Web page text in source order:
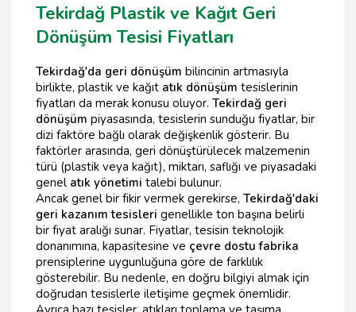
Tekirdağ Plastik ve Kağıt Geri
Dönüşüm Tesisi Fiyatları
Tekirdağ'da geri dönüşüm bilincinin artmasıyla
birlikte, plastik ve kağıt atık dönüşüm tesislerinin
fiyatları da merak konusu oluyor. Tekirdağ geri
dönüşüm piyasasında, tesislerin sunduğu fiyatlar, bir
dizi faktöre bağlı olarak değişkenlik gösterir. Bu
faktörler arasında, geri dönüştürülecek malzemenin
türü (plastik veya kağıt), miktarı, saflığı ve piyasadaki
genel atık yönetimi talebi bulunur.
Ancak genel bir fikir vermek gerekirse, Tekirdağ'daki
geri kazanım tesisleri genellikle ton başına belirli
bir fiyat aralığı sunar. Fiyatlar, tesisin teknolojik
donanımına, kapasitesine ve çevre dostu fabrika
prensiplerine uygunluğuna göre de farklılık
gösterebilir. Bu nedenle, en doğru bilgiyi almak için
doğrudan tesislerle iletişime geçmek önemlidir.